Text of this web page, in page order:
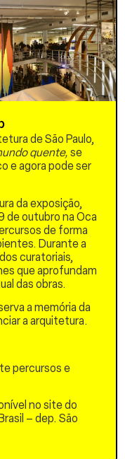
de São Paulo,
quente, se
e agora pode ser
da exposição,
de outubro na Oca
de forma
Durante a
curatoriais,
que aprofundam
das obras.
a memória da
a arquitetura.
percursos e
no site do
– dep. São